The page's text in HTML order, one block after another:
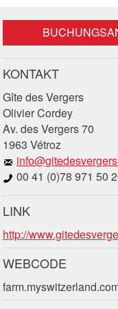
KONTAKT
Gîte des Vergers
Olivier Cordey
Av. des Vergers 70
1963 Vétroz
00 41 (0)78 971 50
LINK
http://
WEBCODE